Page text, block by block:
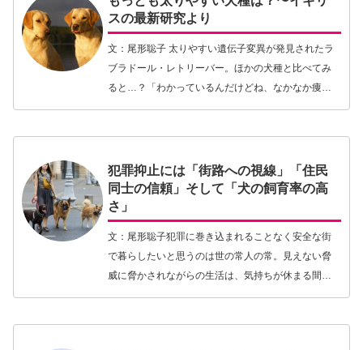
スの最新研究より
文：尾形聡子 太りやすい遺伝子変異が発見されたラ
ブラドール・レトリーバー。ほかの犬種と比べてみ
ると…？「わかっているんだけどね、なかなか痩せ
られないのよ…」このような状況は先進国に暮らす
犯罪抑止には「街路への視線」「住民
同士の信頼」そして「犬の飼育率の高
さ」
文：尾形聡子犯罪に巻き込まれることなく安全な街
で暮らしたいと思うのは世の常人の常。見えない脅
威に脅かされながらの生活は、気持ちが休まる間も
なくストレスに満ちたものになるはずです。1961